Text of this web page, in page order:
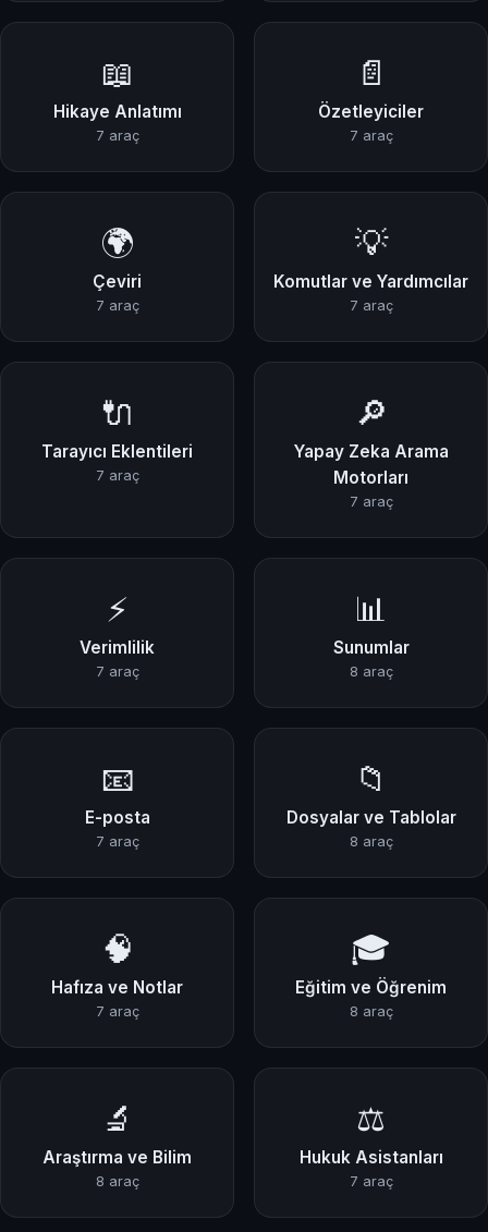
📖
Hikaye Anlatımı
7 araç
📄
Özetleyiciler
7 araç
🌍
Çeviri
7 araç
💡
Komutlar ve Yardımcılar
7 araç
🔌
Tarayıcı Eklentileri
7 araç
🔎
Yapay Zeka Arama
Motorları
7 araç
⚡
Verimlilik
7 araç
📊
Sunumlar
8 araç
📧
E-posta
7 araç
📁
Dosyalar ve Tablolar
8 araç
🧠
Hafıza ve Notlar
7 araç
🎓
Eğitim ve Öğrenim
8 araç
🔬
Araştırma ve Bilim
8 araç
⚖️
Hukuk Asistanları
7 araç